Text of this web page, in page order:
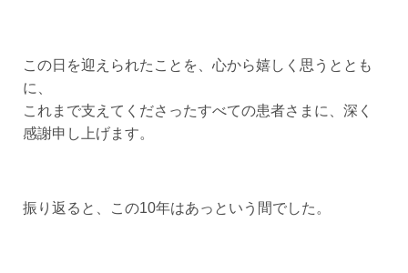
この日を迎えられたことを、心から嬉しく思うととも
に、
これまで支えてくださったすべての患者さまに、深く
感謝申し上げます。
振り返ると、この10年はあっという間でした。